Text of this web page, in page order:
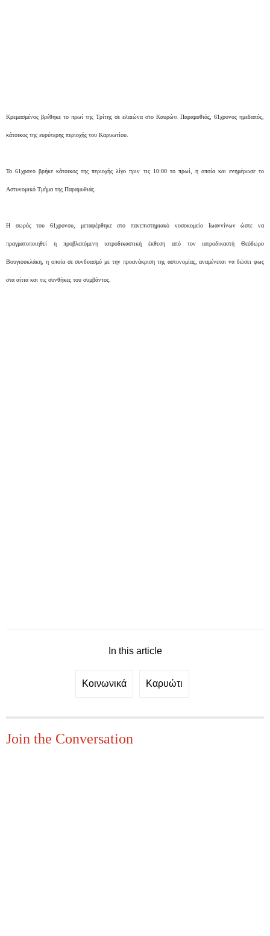
Κρεμασμένος βρέθηκε το πρωί της Τρίτης σε ελαιώνα στο Καυρώτι Παραμυθιάς, 61χρονος ημεδαπός,
κάτοικος της ευρύτερης περιοχής του Καρυωτίου.
Το 61χρονο βρήκε κάτοικος της περιοχής λίγο πριν τις 10:00 το πρωί, η οποία και ενημέρωσε το
Αστυνομικό Τμήμα της Παραμυθιάς.
Η σωρός του 61χρονου, μεταφέρθηκε στο πανεπιστημιακό νοσοκομείο Ιωαννίνων ώστε να
πραγματοποιηθεί η προβλεπόμενη ιατροδικαστική έκθεση από τον ιατροδικαστή Θεόδωρο
Βουγιουκλάκη, η οποία σε συνδυασμό με την προανάκριση της αστυνομίας, αναμένεται να δώσει φως
στα αίτια και τις συνθήκες του συμβάντος.
In this article
Κοινωνικά Καρυώτι
Join the Conversation